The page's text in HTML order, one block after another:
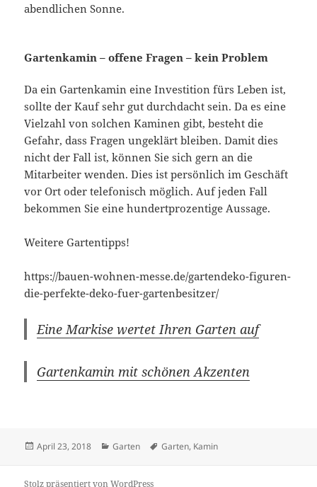
abendlichen Sonne.
Gartenkamin – offene Fragen – kein Problem
Da ein Gartenkamin eine Investition fürs Leben ist,
sollte der Kauf sehr gut durchdacht sein. Da es eine
Vielzahl von solchen Kaminen gibt, besteht die
Gefahr, dass Fragen ungeklärt bleiben. Damit dies
nicht der Fall ist, können Sie sich gern an die
Mitarbeiter wenden. Dies ist persönlich im Geschäft
vor Ort oder telefonisch möglich. Auf jeden Fall
bekommen Sie eine hundertprozentige Aussage.
Weitere Gartentipps!
https://bauen-wohnen-messe.de/gartendeko-figuren-
die-perfekte-deko-fuer-gartenbesitzer/
Eine Markise wertet Ihren Garten auf
Gartenkamin mit schönen Akzenten
Veröffentlicht
April 23, 2018 Kategorien
Garten Schlagwörter
Garten, Kamin
Stolz präsentiert von WordPress